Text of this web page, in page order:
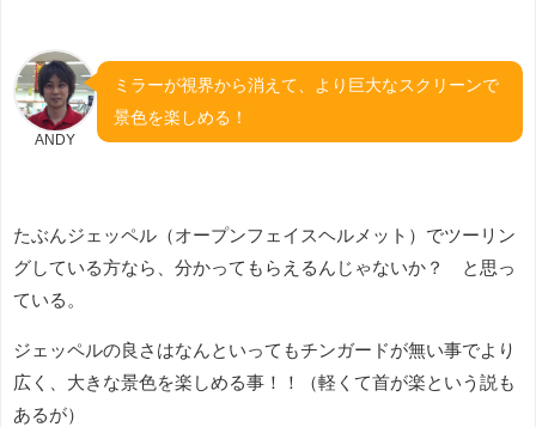
ANDY
ミラーが視界から消えて、より巨大なスクリーンで
景色を楽しめる！
たぶんジェッペル（オープンフェイスヘルメット）でツーリン
グしている方なら、分かってもらえるんじゃないか？ と思っ
ている。
ジェッペルの良さはなんといってもチンガードが無い事でより
広く、大きな景色を楽しめる事！！（軽くて首が楽という説も
あるが）